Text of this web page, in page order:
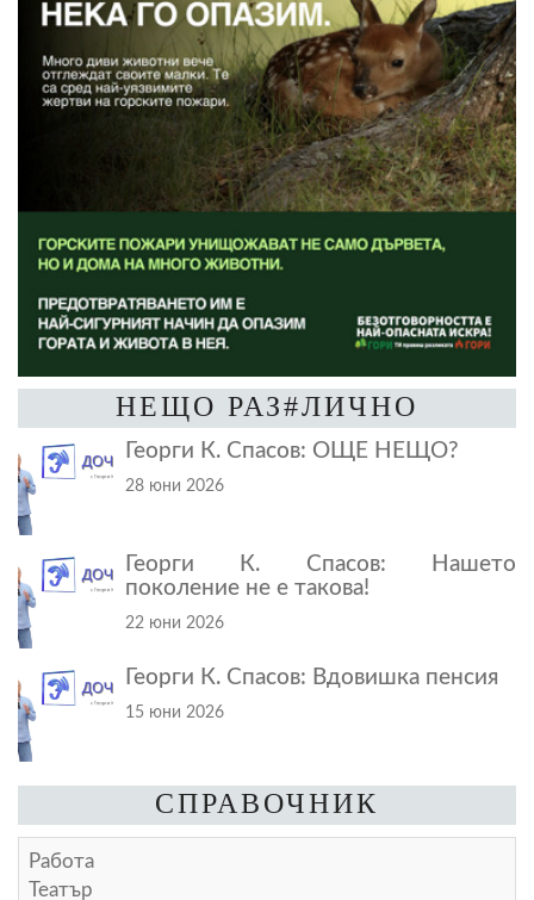
НЕЩО РАЗ#ЛИЧНО
Георги К. Спасов: ОЩЕ НЕЩО?
28 юни 2026
Георги К. Спасов: Нашето
поколение не е такова!
22 юни 2026
Георги К. Спасов: Вдовишка пенсия
15 юни 2026
СПРАВОЧНИК
Работа
Театър